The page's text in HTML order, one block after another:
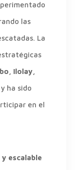
las
La
Ilolay,
ha sido
en el
escalable